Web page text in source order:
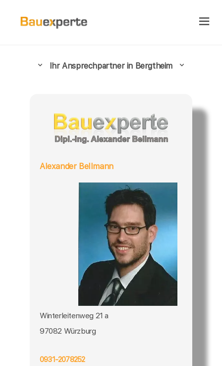
Ihr Ansprechpartner in Bergtheim
Alexander Bellmann
Winterleitenweg 21 a
97082 Würzburg
0931-2078252